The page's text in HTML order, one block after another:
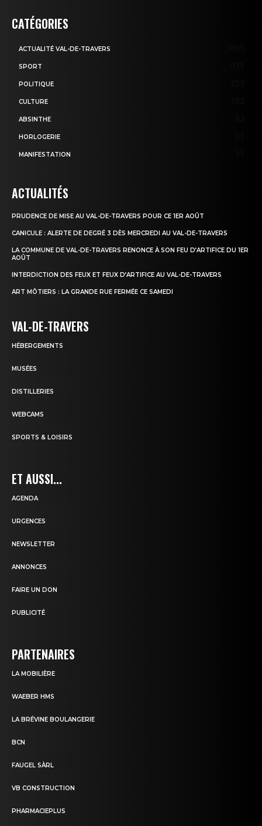
CATÉGORIES
ACTUALITÉ VAL-DE-TRAVERS
SPORT
POLITIQUE
CULTURE
ABSINTHE
HORLOGERIE
MANIFESTATION
ACTUALITÉS
PRUDENCE DE MISE AU VAL-DE-TRAVERS POUR CE 1ER AOÛT
CANICULE : ALERTE DE DEGRÉ 3 DÈS MERCREDI AU VAL-DE-TRAVERS
LA COMMUNE DE VAL-DE-TRAVERS RENONCE À SON FEU D’ARTIFICE DU 1ER
AOÛT
INTERDICTION DES FEUX ET FEUX D’ARTIFICE AU VAL-DE-TRAVERS
ART MÔTIERS : LA GRANDE RUE FERMÉE CE SAMEDI
VAL-DE-TRAVERS
HÉBERGEMENTS
MUSÉES
DISTILLERIES
WEBCAMS
SPORTS & LOISIRS
ET AUSSI...
AGENDA
URGENCES
NEWSLETTER
ANNONCES
FAIRE UN DON
PUBLICITÉ
PARTENAIRES
LA MOBILIÈRE
WAEBER HMS
LA BRÉVINE BOULANGERIE
BCN
FAUGEL SÀRL
VB CONSTRUCTION
PHARMACIEPLUS